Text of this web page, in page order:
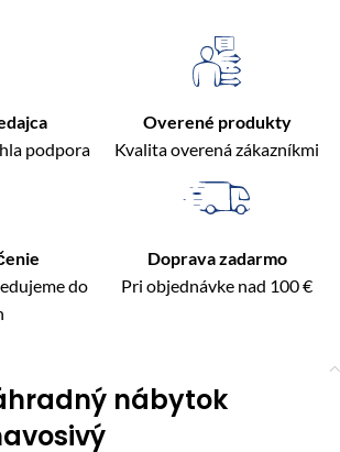
podpora
Overené produkty
Kvalita overená zákazníkmi
do
Doprava zadarmo
Pri objednávke nad 100 €
nábytok